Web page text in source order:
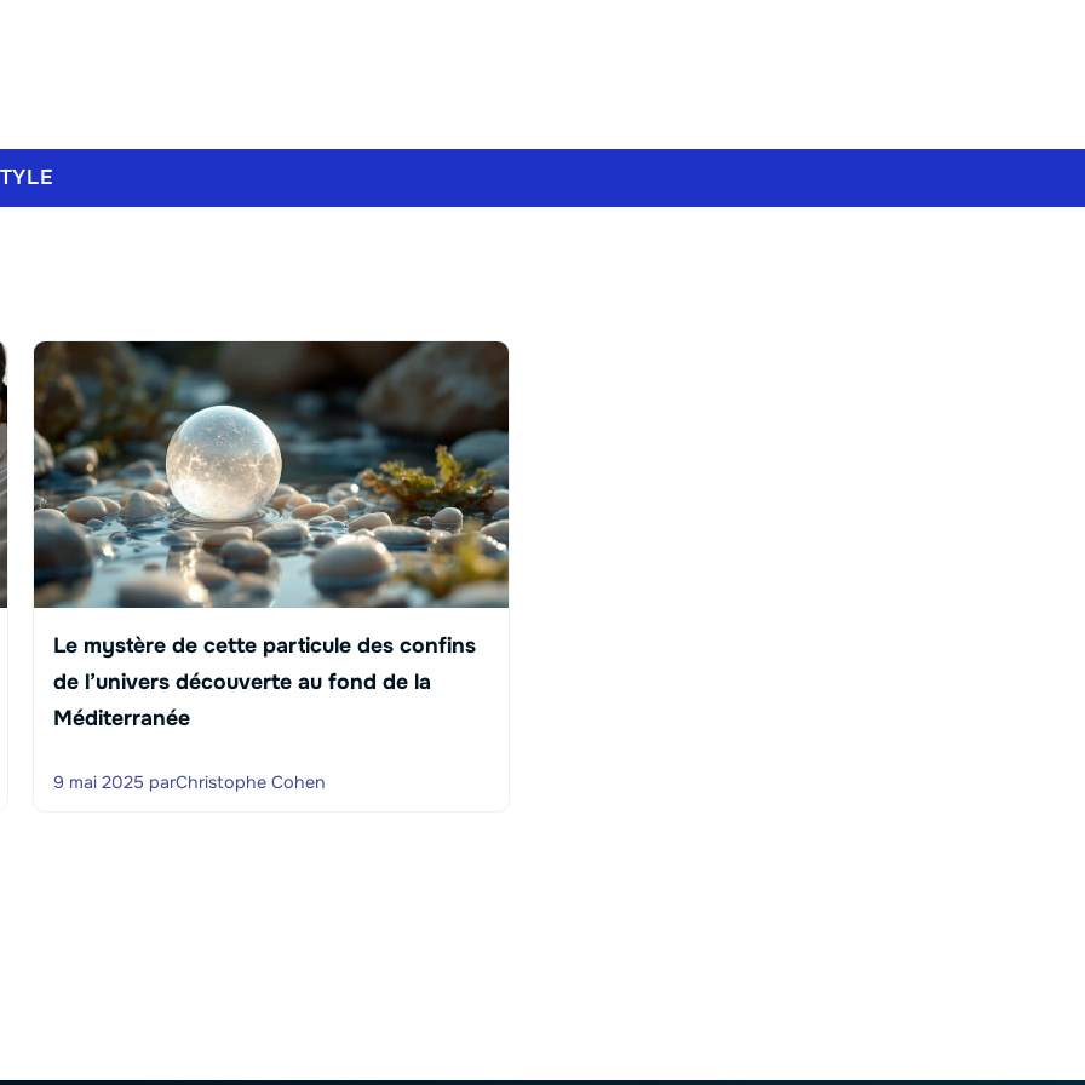
Le mystère de cette particule des confins
de l’univers découverte au fond de la
Méditerranée
9 mai 2025 parChristophe Cohen